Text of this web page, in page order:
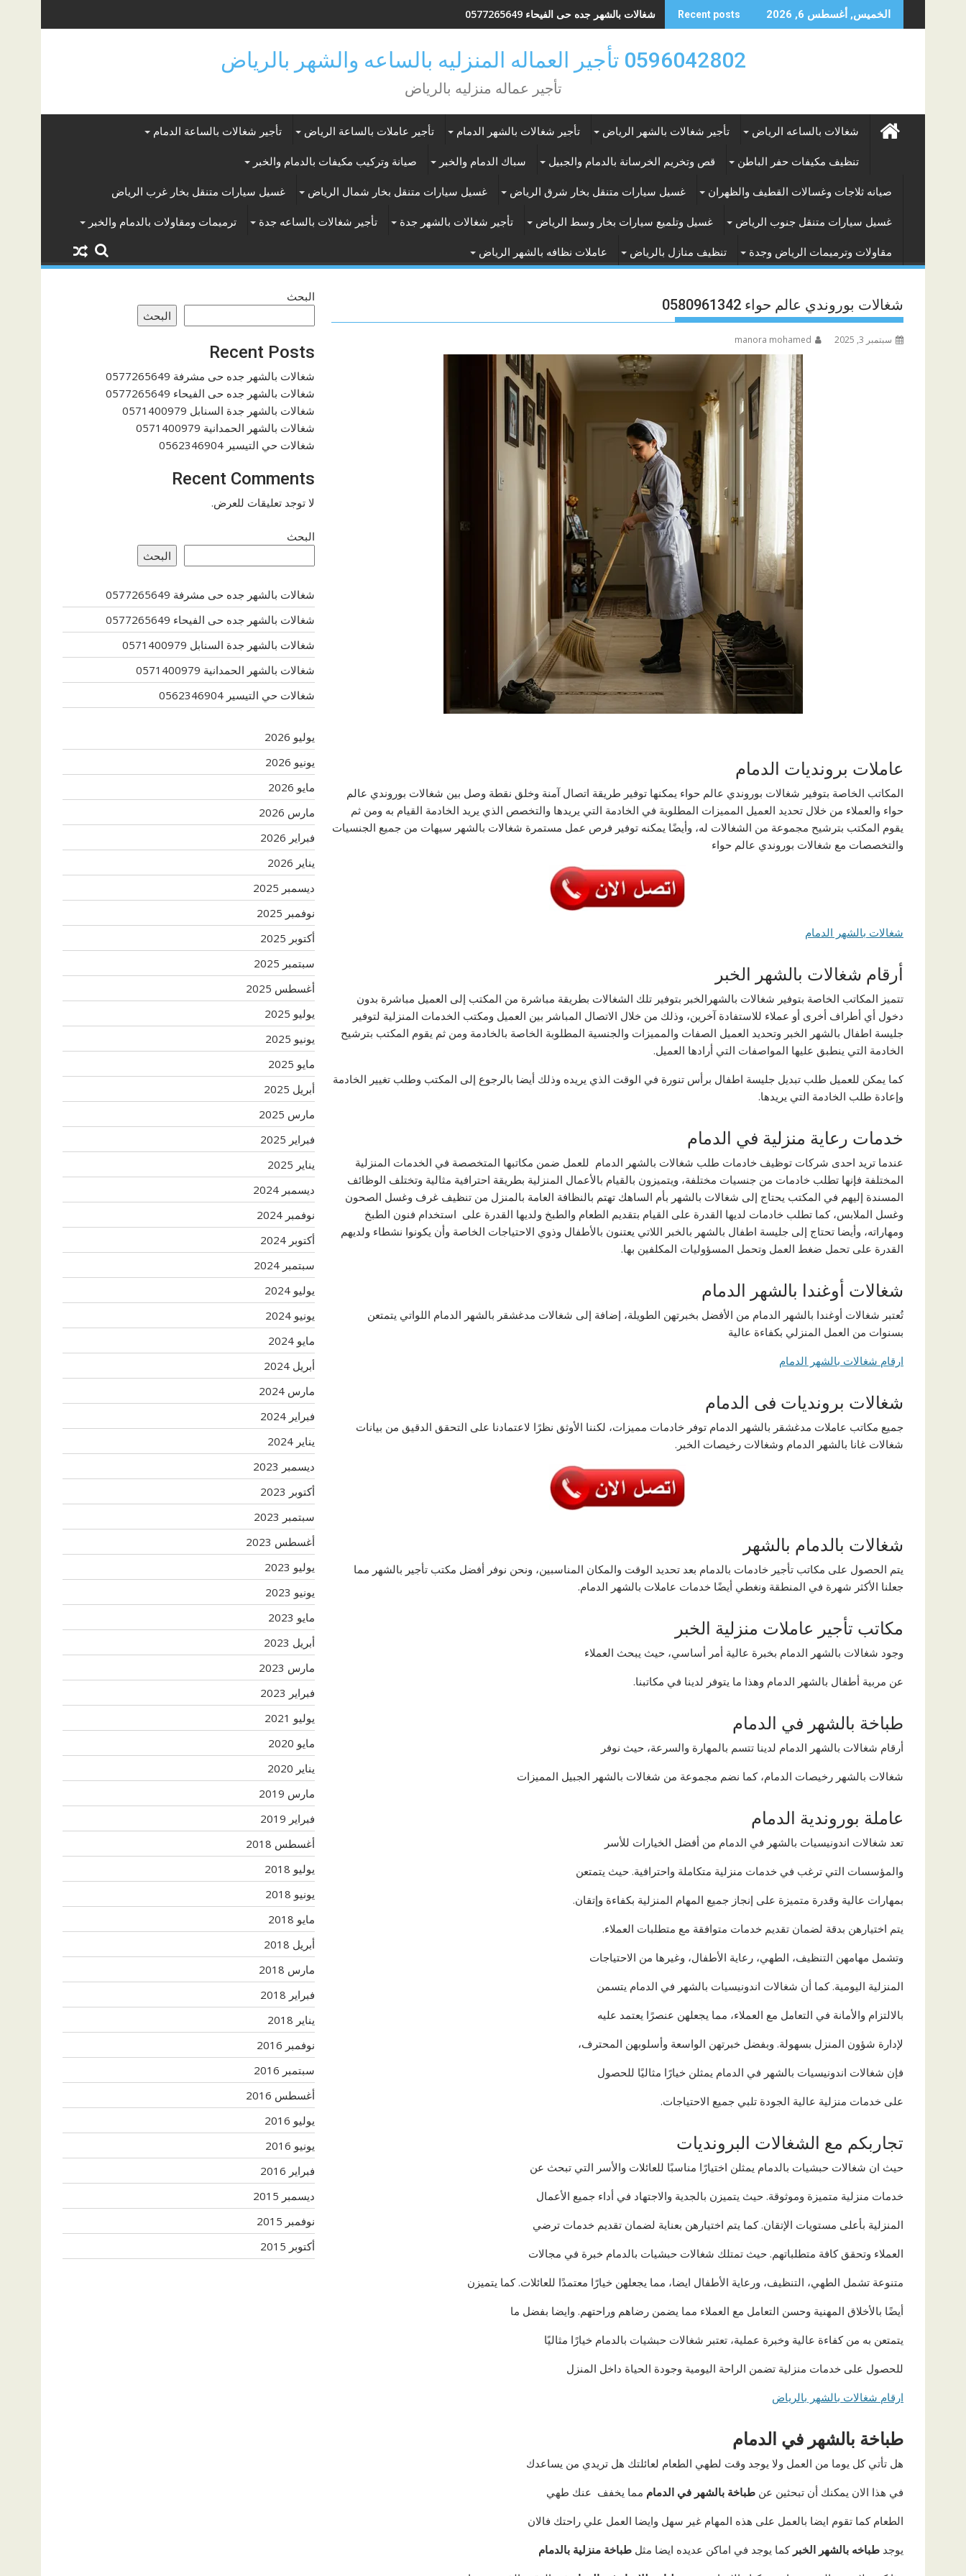
to
الخميس, أغسطس 6, 2026 Recent posts شغالات بالشهر جده حى الفيحاء 0577265649
0596042802 تأجير العماله المنزليه بالساعه والشهر بالرياض
تأجير عماله منزليه بالرياض
شغالات بالساعه الرياض تأجير شغالات بالشهر الرياض تأجير شغالات بالشهر الدمام تأجير عاملات بالساعة الرياض تأجير شغالات بالساعة الدمام
تنظيف مكيفات حفر الباطن قص وتخريم الخرسانة بالدمام والجبيل سباك الدمام والخبر صيانة وتركيب مكيفات بالدمام والخبر
صيانه ثلاجات وغسالات القطيف والظهران غسيل سيارات متنقل بخار شرق الرياض غسيل سيارات متنقل بخار شمال الرياض غسيل سيارات متنقل بخار غرب الرياض
غسيل سيارات متنقل جنوب الرياض غسيل وتلميع سيارات بخار وسط الرياض تأجير شغالات بالشهر جدة تأجير شغالات بالساعه جدة ترميمات ومقاولات بالدمام والخبر
مقاولات وترميمات الرياض وجدة تنظيف منازل بالرياض عاملات نظافه بالشهر الرياض
شغالات بوروندي عالم حواء 0580961342
سبتمبر 3, 2025 manora mohamed
عاملات برونديات الدمام
المكاتب الخاصة بتوفير شغالات بوروندي عالم حواء يمكنها توفير طريقة اتصال آمنة وخلق نقطة وصل بين شغالات بوروندي عالم
حواء والعملاء من خلال تحديد العميل المميزات المطلوبة في الخادمة التي يريدها والتخصص الذي يريد الخادمة القيام به ومن ثم
يقوم المكتب بترشيح مجموعة من الشغالات له، وأيضًا يمكنه توفير فرص عمل مستمرة شغالات بالشهر سيهات من جميع الجنسيات
والتخصصات مع شغالات بوروندي عالم حواء
شغالات بالشهر الدمام
أرقام شغالات بالشهر الخبر
تتميز المكاتب الخاصة بتوفير شغالات بالشهرالخبر بتوفير تلك الشغالات بطريقة مباشرة من المكتب إلى العميل مباشرة بدون
دخول أي أطراف أخرى أو عملاء للاستفادة آخرين، وذلك من خلال الاتصال المباشر بين العميل ومكتب الخدمات المنزلية لتوفير
جليسة اطفال بالشهر الخبر وتحديد العميل الصفات والمميزات والجنسية المطلوبة الخاصة بالخادمة ومن ثم يقوم المكتب بترشيح
الخادمة التي ينطبق عليها المواصفات التي أرادها العميل.
كما يمكن للعميل طلب تبديل جليسة اطفال برأس تنورة في الوقت الذي يريده وذلك أيضا بالرجوع إلى المكتب وطلب تغيير الخادمة
وإعادة طلب الخادمة التي يريدها.
خدمات رعاية منزلية في الدمام
عندما تريد احدى شركات توظيف خادمات طلب شغالات بالشهر الدمام للعمل ضمن مكاتبها المتخصصة في الخدمات المنزلية
المختلفة فإنها تطلب خادمات من جنسيات مختلفة، ويتميزون بالقيام بالأعمال المنزلية بطريقة احترافية مثالية وتختلف الوظائف
المسندة إليهم في المكتب يحتاج إلى شغالات بالشهر بأم الساهك تهتم بالنظافة العامة بالمنزل من تنظيف غرف وغسل الصحون
وغسل الملابس، كما تطلب خادمات لديها القدرة على القيام بتقديم الطعام والطبخ ولديها القدرة على استخدام فنون الطبخ
ومهاراته، وأيضا تحتاج إلى جليسة اطفال بالشهر بالخبر اللاتي يعتنون بالأطفال وذوي الاحتياجات الخاصة وأن يكونوا نشطاء ولديهم
القدرة على تحمل ضغط العمل وتحمل المسؤوليات المكلفين بها.
شغالات أوغندا بالشهر الدمام
تُعتبر شغالات أوغندا بالشهر الدمام من الأفضل بخبرتهن الطويلة، إضافة إلى شغالات مدغشقر بالشهر الدمام اللواتي يتمتعن
بسنوات من العمل المنزلي بكفاءة عالية
ارقام شغالات بالشهر الدمام
شغالات برونديات فى الدمام
جميع مكاتب عاملات مدغشقر بالشهر الدمام توفر خادمات مميزات، لكننا الأوثق نظرًا لاعتمادنا على التحقق الدقيق من بيانات
شغالات غانا بالشهر الدمام وشغالات رخيصات الخبر.
شغالات بالدمام بالشهر
يتم الحصول على مكاتب تأجير خادمات بالدمام بعد تحديد الوقت والمكان المناسبين، ونحن نوفر أفضل مكتب تأجير بالشهر مما
جعلنا الأكثر شهرة في المنطقة ونغطي أيضًا خدمات عاملات بالشهر الدمام.
مكاتب تأجير عاملات منزلية الخبر
وجود شغالات بالشهر الدمام بخبرة عالية أمر أساسي، حيث يبحث العملاء
عن مربية أطفال بالشهر الدمام وهذا ما يتوفر لدينا في مكاتبنا.
طباخة بالشهر في الدمام
أرقام شغالات بالشهر الدمام لدينا تتسم بالمهارة والسرعة، حيث نوفر
شغالات بالشهر رخيصات الدمام، كما نضم مجموعة من شغالات بالشهر الجبيل المميزات
عاملة بوروندية الدمام
تعد شغالات اندونيسيات بالشهر في الدمام من أفضل الخيارات للأسر
والمؤسسات التي ترغب في خدمات منزلية متكاملة واحترافية. حيث يتمتعن
بمهارات عالية وقدرة متميزة على إنجاز جميع المهام المنزلية بكفاءة وإتقان.
يتم اختيارهن بدقة لضمان تقديم خدمات متوافقة مع متطلبات العملاء.
وتشمل مهامهن التنظيف، الطهي، رعاية الأطفال، وغيرها من الاحتياجات
المنزلية اليومية. كما أن شغالات اندونيسيات بالشهر في الدمام يتسمن
بالالتزام والأمانة في التعامل مع العملاء، مما يجعلهن عنصرًا يعتمد عليه
لإدارة شؤون المنزل بسهولة. وبفضل خبرتهن الواسعة وأسلوبهن المحترف،
فإن شغالات اندونيسيات بالشهر في الدمام يمثلن خيارًا مثاليًا للحصول
على خدمات منزلية عالية الجودة تلبي جميع الاحتياجات.
تجاربكم مع الشغالات البرونديات
حيث ان شغالات حبشيات بالدمام يمثلن اختيارًا مناسبًا للعائلات والأسر التي تبحث عن
خدمات منزلية متميزة وموثوقة. حيث يتميزن بالجدية والاجتهاد في أداء جميع الأعمال
المنزلية بأعلى مستويات الإتقان. كما يتم اختيارهن بعناية لضمان تقديم خدمات ترضي
العملاء وتحقق كافة متطلباتهم. حيث تمتلك شغالات حبشيات بالدمام خبرة في مجالات
متنوعة تشمل الطهي، التنظيف، ورعاية الأطفال ايضا، مما يجعلهن خيارًا معتمدًا للعائلات. كما يتميزن
أيضًا بالأخلاق المهنية وحسن التعامل مع العملاء مما يضمن رضاهم وراحتهم. وايضا بفضل ما
يتمتعن به من كفاءة عالية وخبرة عملية، تعتبر شغالات حبشيات بالدمام خيارًا مثاليًا
للحصول على خدمات منزلية تضمن الراحة اليومية وجودة الحياة داخل المنزل
ارقام شغالات بالشهر بالرياض
طباخة بالشهر في الدمام
هل تأتي كل يوما من العمل ولا يوجد وقت لطهي الطعام لعائلتك هل تريدي من يساعدك
في هذا الان يمكنك أن تبحثين عن طباخة بالشهر في الدمام مما يخفف عنك طهي
الطعام كما تقوم ايضا بالعمل على هذه المهام غير سهل وايضا العمل علي راحتك فالان
يوجد طباخه بالشهر الخبر كما يوجد في اماكن عديده ايضا مثل طباخة منزلية بالدمام
البحث
البحث
Recent Posts
شغالات بالشهر جده حى مشرفة 0577265649
شغالات بالشهر جده حى الفيحاء 0577265649
شغالات بالشهر جدة السنابل 0571400979
شغالات بالشهر الحمدانية 0571400979
شغالات حي التيسير 0562346904
Recent Comments
لا توجد تعليقات للعرض.
البحث
البحث
شغالات بالشهر جده حى مشرفة 0577265649
شغالات بالشهر جده حى الفيحاء 0577265649
شغالات بالشهر جدة السنابل 0571400979
شغالات بالشهر الحمدانية 0571400979
شغالات حي التيسير 0562346904
يوليو 2026
يونيو 2026
مايو 2026
مارس 2026
فبراير 2026
يناير 2026
ديسمبر 2025
نوفمبر 2025
أكتوبر 2025
سبتمبر 2025
أغسطس 2025
يوليو 2025
يونيو 2025
مايو 2025
أبريل 2025
مارس 2025
فبراير 2025
يناير 2025
ديسمبر 2024
نوفمبر 2024
أكتوبر 2024
سبتمبر 2024
يوليو 2024
يونيو 2024
مايو 2024
أبريل 2024
مارس 2024
فبراير 2024
يناير 2024
ديسمبر 2023
أكتوبر 2023
سبتمبر 2023
أغسطس 2023
يوليو 2023
يونيو 2023
مايو 2023
أبريل 2023
مارس 2023
فبراير 2023
يوليو 2021
مايو 2020
يناير 2020
مارس 2019
فبراير 2019
أغسطس 2018
يوليو 2018
يونيو 2018
مايو 2018
أبريل 2018
مارس 2018
فبراير 2018
يناير 2018
نوفمبر 2016
سبتمبر 2016
أغسطس 2016
يوليو 2016
يونيو 2016
فبراير 2016
ديسمبر 2015
نوفمبر 2015
أكتوبر 2015